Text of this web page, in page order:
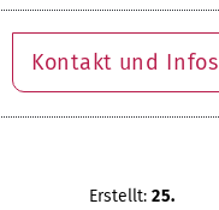
Kontakt und Infos
Erstellt: 25.